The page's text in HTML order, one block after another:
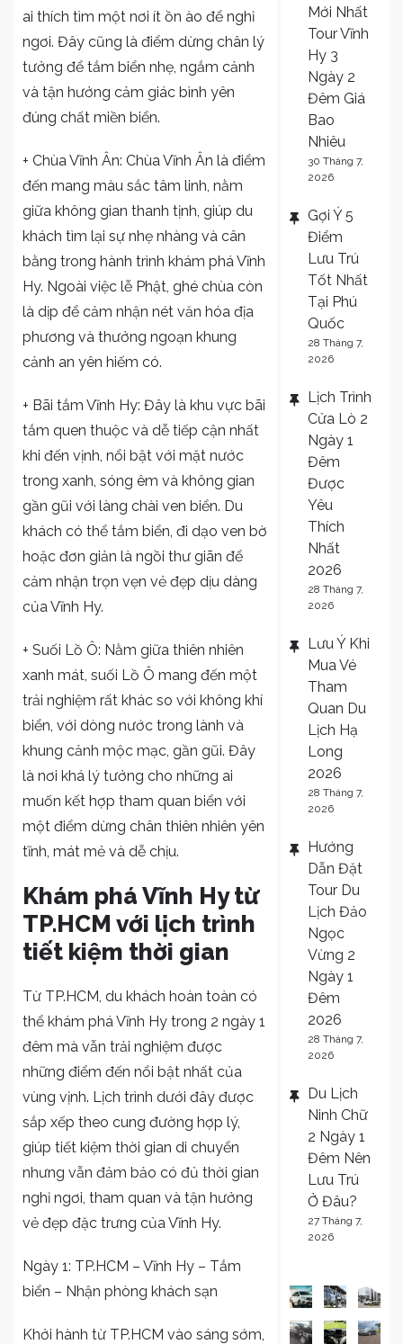
ai thích tìm một nơi ít ồn ào để nghỉ
ngơi. Đây cũng là điểm dừng chân lý
tưởng để tắm biển nhẹ, ngắm cảnh
và tận hưởng cảm giác bình yên
đúng chất miền biển.
+ Chùa Vĩnh Ân: Chùa Vĩnh Ân là điểm
đến mang màu sắc tâm linh, nằm
giữa không gian thanh tịnh, giúp du
khách tìm lại sự nhẹ nhàng và cân
bằng trong hành trình khám phá Vĩnh
Hy. Ngoài việc lễ Phật, ghé chùa còn
là dịp để cảm nhận nét văn hóa địa
phương và thưởng ngoạn khung
cảnh an yên hiếm có.
+ Bãi tắm Vĩnh Hy: Đây là khu vực bãi
tắm quen thuộc và dễ tiếp cận nhất
khi đến vịnh, nổi bật với mặt nước
trong xanh, sóng êm và không gian
gần gũi với làng chài ven biển. Du
khách có thể tắm biển, đi dạo ven bờ
hoặc đơn giản là ngồi thư giãn để
cảm nhận trọn vẹn vẻ đẹp dịu dàng
của Vĩnh Hy.
+ Suối Lồ Ô: Nằm giữa thiên nhiên
xanh mát, suối Lồ Ô mang đến một
trải nghiệm rất khác so với không khí
biển, với dòng nước trong lành và
khung cảnh mộc mạc, gần gũi. Đây
là nơi khá lý tưởng cho những ai
muốn kết hợp tham quan biển với
một điểm dừng chân thiên nhiên yên
tĩnh, mát mẻ và dễ chịu.
Khám phá Vĩnh Hy từ
TP.HCM với lịch trình
tiết kiệm thời gian
Từ TP.HCM, du khách hoàn toàn có
thể khám phá Vĩnh Hy trong 2 ngày 1
đêm mà vẫn trải nghiệm được
những điểm đến nổi bật nhất của
vùng vịnh. Lịch trình dưới đây được
sắp xếp theo cung đường hợp lý,
giúp tiết kiệm thời gian di chuyển
nhưng vẫn đảm bảo có đủ thời gian
nghỉ ngơi, tham quan và tận hưởng
vẻ đẹp đặc trưng của Vĩnh Hy.
Ngày 1: TP.HCM – Vĩnh Hy – Tắm
biển – Nhận phòng khách sạn
Khởi hành từ TP.HCM vào sáng sớm,
Mới Nhất
Tour Vĩnh
Hy 3
Ngày 2
Đêm Giá
Bao
Nhiêu
30 Tháng 7,
2026
Gợi Ý 5
Điểm
Lưu Trú
Tốt Nhất
Tại Phú
Quốc
28 Tháng 7,
2026
Lịch Trình
Cửa Lò 2
Ngày 1
Đêm
Được
Yêu
Thích
Nhất
2026
28 Tháng 7,
2026
Lưu Ý Khi
Mua Vé
Tham
Quan Du
Lịch Hạ
Long
2026
28 Tháng 7,
2026
Hướng
Dẫn Đặt
Tour Du
Lịch Đảo
Ngọc
Vừng 2
Ngày 1
Đêm
2026
28 Tháng 7,
2026
Du Lịch
Ninh Chữ
2 Ngày 1
Đêm Nên
Lưu Trú
Ở Đâu?
27 Tháng 7,
2026